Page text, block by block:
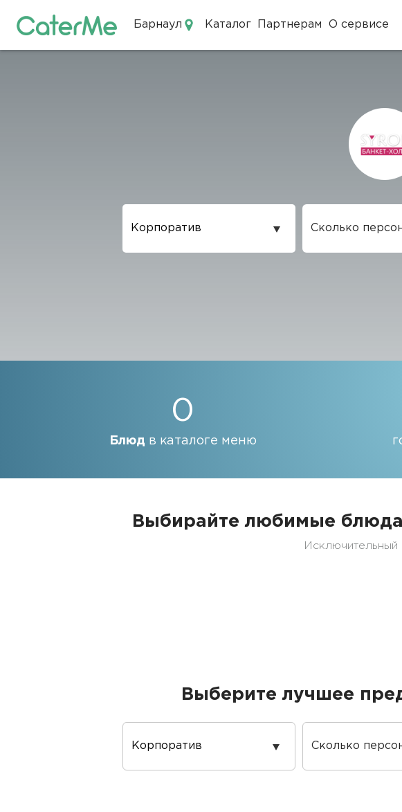
Барнаул Каталог Партнерам О сервисе
Повод
проведения
Сколько
0
Блюд в каталоге меню
Выбирайте любимые
Исключительный
Выберите лучшее
Повод
проведения
Сколько